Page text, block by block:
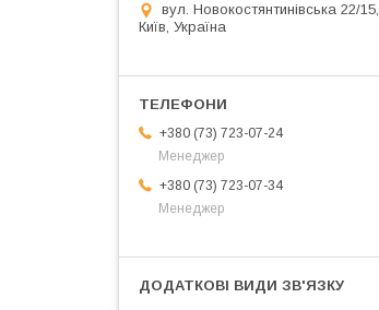
вул. Новокостянтинівська 22/15,
Київ, Україна
+380 (73) 723-07-24
Менеджер
+380 (73) 723-07-34
Менеджер